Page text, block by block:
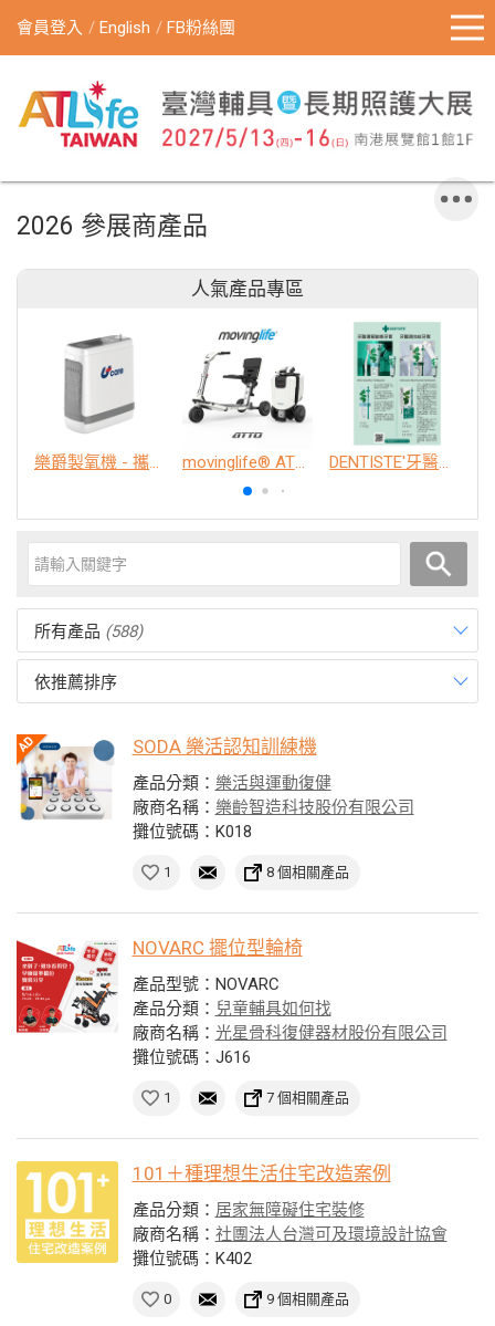
會員登入 English FB粉絲團
2026 參展商產品
人氣產品專區
樂爵製氧機 - 攜帶型 movinglife® ATTO新世代電動代步車 經典款 DENTISTE'牙醫選極敏感牙膏、抗蛀牙膏
所有產品 (588)
依推薦排序
SODA 樂活認知訓練機
產品分類： 樂活與運動復健
廠商名稱： 樂齡智造科技股份有限公司
攤位號碼：K018
1 8 個相關產品
NOVARC 擺位型輪椅
產品型號：NOVARC
產品分類： 兒童輔具如何找
廠商名稱： 光星骨科復健器材股份有限公司
攤位號碼：J616
1 7 個相關產品
101＋種理想生活住宅改造案例
產品分類： 居家無障礙住宅裝修
廠商名稱： 社團法人台灣可及環境設計協會
攤位號碼：K402
0 9 個相關產品